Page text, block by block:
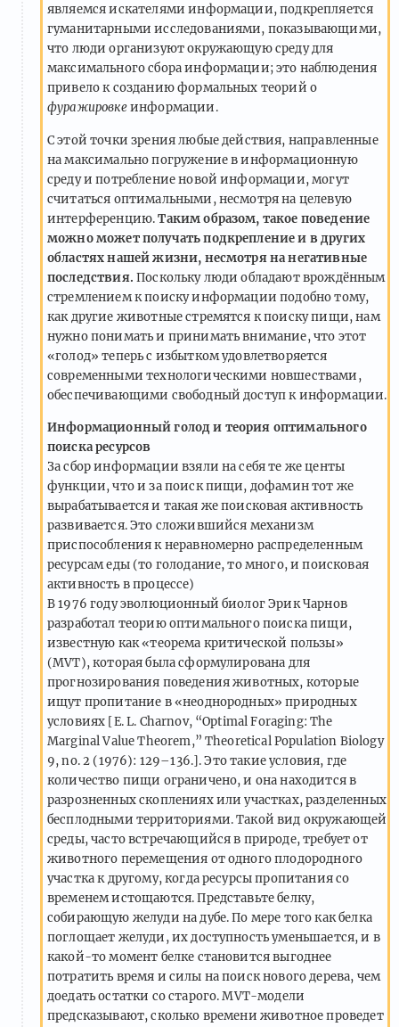
являемся искателями информации, подкрепляется
гуманитарными исследованиями, показывающими,
что люди организуют окружающую среду для
максимального сбора информации; это наблюдения
привело к созданию формальных теорий о
фуражировкеинформации.
С этой точки зрения любые действия, направленные
на максимально погружение в информационную
среду и потребление новой информации, могут
считаться оптимальными, несмотря на целевую
интерференцию.Таким образом, такое поведение
можно может получать подкрепление и в других
областях нашей жизни, несмотря на негативные
последствия. Поскольку люди обладают врождённым
стремлением к поиску информации подобно тому,
как другие животные стремятся к поиску пищи, нам
нужно понимать и принимать внимание, что этот
«голод» теперь с избытком удовлетворяется
современными технологическими новшествами,
обеспечивающими свободный доступ к информации.
Информационный голод и теория оптимального
поиска ресурсов
За сбор информации взяли на себя те же центы
функции, что и за поиск пищи, дофамин тот же
вырабатывается и такая же поисковая активность
развивается. Это сложившийся механизм
приспособления к неравномерно распределенным
ресурсам еды (то голодание, то много, и поисковая
активность в процессе)
В 1976 году эволюционный биолог Эрик Чарнов
разработал теорию оптимального поиска пищи,
известную как «теорема критической пользы»
(MVT), которая была сформулирована для
прогнозирования поведения животных, которые
ищут пропитание в «неоднородных» природных
условиях [E. L. Charnov, “Optimal Foraging: The
Marginal Value Theorem,” Theoretical Population Biology
9, no. 2 (1976): 129–136.]. Это такие условия, где
количество пищи ограничено, и она находится в
разрозненных скоплениях или участках, разделенных
бесплодными территориями. Такой вид окружающей
среды, часто встречающийся в природе, требует от
животного перемещения от одного плодородного
участка к другому, когда ресурсы пропитания со
временем истощаются. Представьте белку,
собирающую желуди на дубе. По мере того как белка
поглощает желуди, их доступность уменьшается, и в
какой-то момент белке становится выгоднее
потратить время и силы на поиск нового дерева, чем
доедать остатки со старого. MVT-модели
предсказывают, сколько времени животное проведет